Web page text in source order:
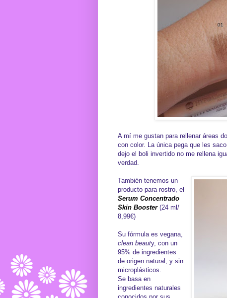
A mí me gustan para rellenar áreas
con color. La única pega que les
dejo el boli invertido no me rellena
verdad.
También tenemos un
producto para rostro, el
Serum Concentrado
Skin Booster(24 ml/
8,99€)
Su fórmula es vegana,
clean beauty, con un
95% de ingredientes
de origen natural, y sin
microplásticos.
Se basa en
ingredientes naturales